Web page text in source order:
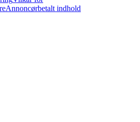
Annoncørbetalt indhold